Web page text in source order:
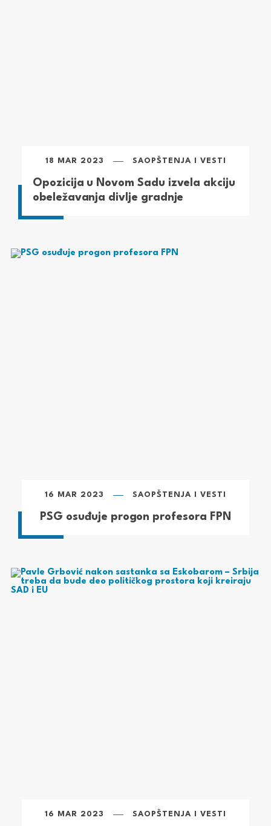
18 MAR 2023 SAOPŠTENJA I VESTI
Opozicija u Novom Sadu izvela akciju
obeležavanja divlje gradnje
16 MAR 2023 SAOPŠTENJA I VESTI
PSG osuđuje progon profesora FPN
16 MAR 2023 SAOPŠTENJA I VESTI